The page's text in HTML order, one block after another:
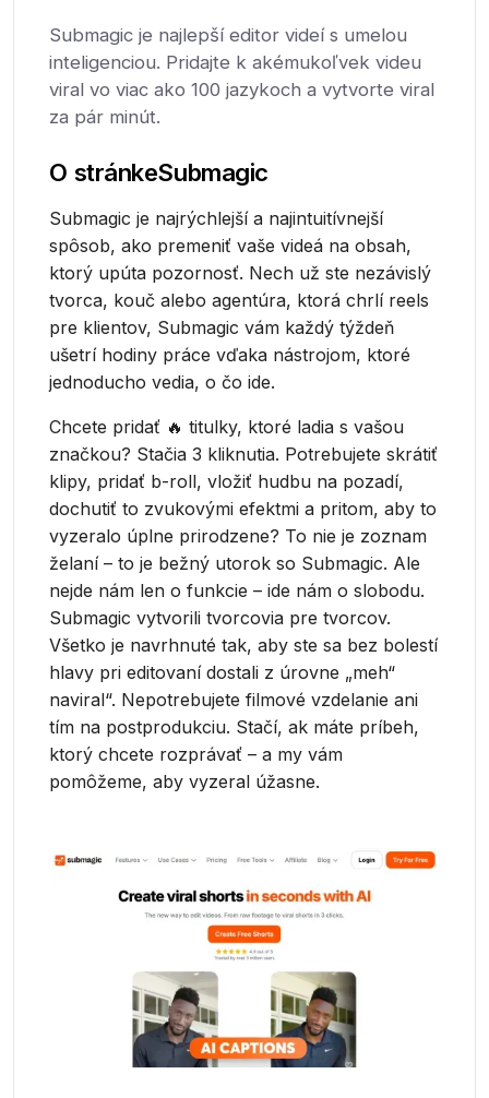
Submagic je najlepší editor videí s umelou
inteligenciou. Pridajte k akémukoľvek videu
viral vo viac ako 100 jazykoch a vytvorte viral
za pár minút.
O stránkeSubmagic
Submagic je najrýchlejší a najintuitívnejší
spôsob, ako premeniť vaše videá na obsah,
ktorý upúta pozornosť. Nech už ste nezávislý
tvorca, kouč alebo agentúra, ktorá chrlí reels
pre klientov, Submagic vám každý týždeň
ušetrí hodiny práce vďaka nástrojom, ktoré
jednoducho vedia, o čo ide.
Chcete pridať 🔥 titulky, ktoré ladia s vašou
značkou? Stačia 3 kliknutia. Potrebujete skrátiť
klipy, pridať b-roll, vložiť hudbu na pozadí,
dochutiť to zvukovými efektmi a pritom, aby to
vyzeralo úplne prirodzene? To nie je zoznam
želaní – to je bežný utorok so Submagic. Ale
nejde nám len o funkcie – ide nám o slobodu.
Submagic vytvorili tvorcovia pre tvorcov.
Všetko je navrhnuté tak, aby ste sa bez bolestí
hlavy pri editovaní dostali z úrovne „meh“
naviral“. Nepotrebujete filmové vzdelanie ani
tím na postprodukciu. Stačí, ak máte príbeh,
ktorý chcete rozprávať – a my vám
pomôžeme, aby vyzeral úžasne.